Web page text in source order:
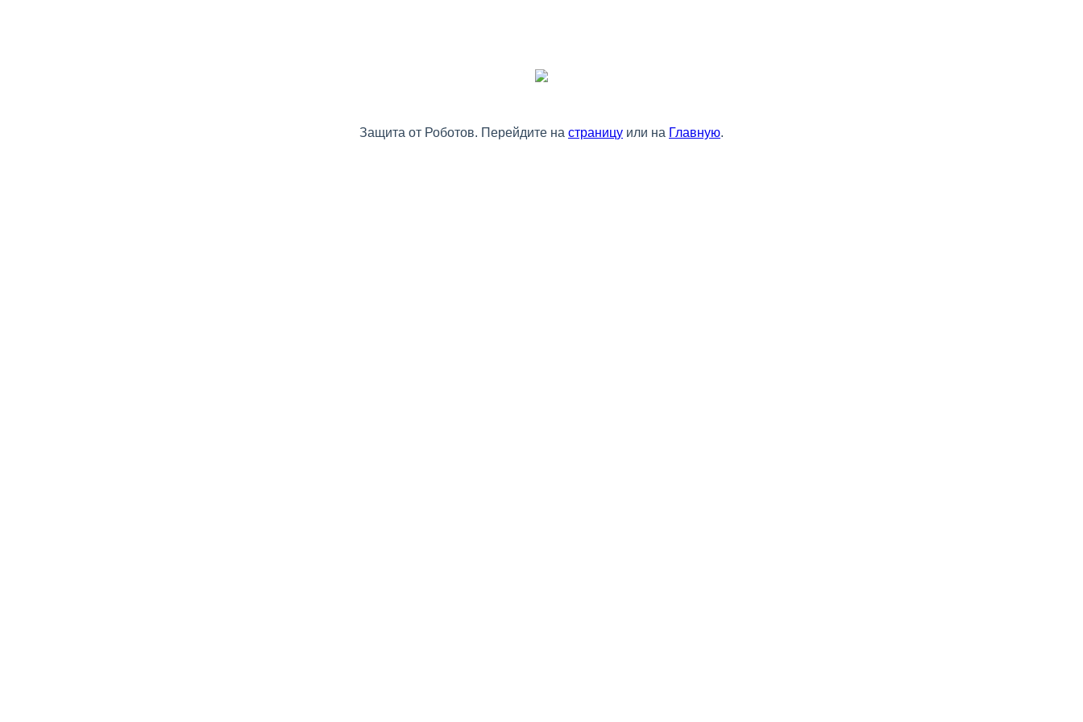
Защита от Роботов. Перейдите на страницу или на Главную.